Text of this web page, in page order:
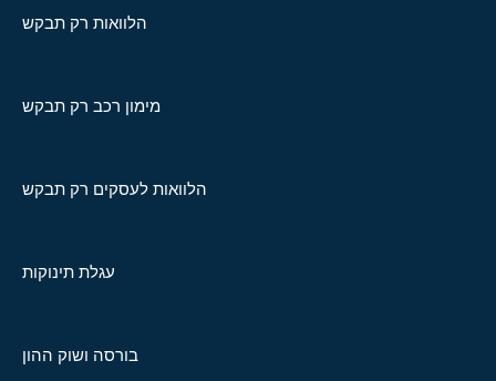
הלוואות רק תבקש
מימון רכב רק תבקש
הלוואות לעסקים רק תבקש
עגלת תינוקות
בורסה ושוק ההון